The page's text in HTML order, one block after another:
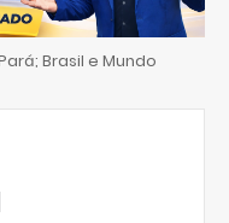
Brasil e Mundo